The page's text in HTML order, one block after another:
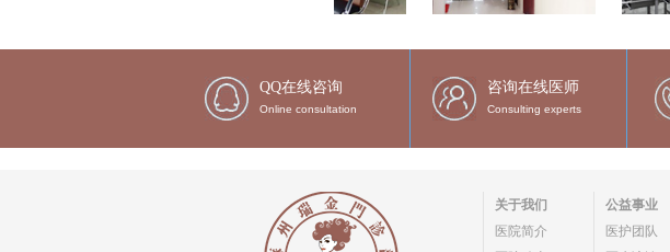
QQ在线咨询
Online consultation
咨询在线医师
Consulting experts
关于我们
医院简介
公益事业
医护团队